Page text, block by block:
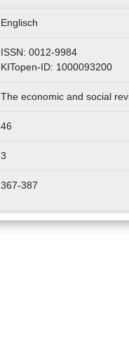
Englisch
ISSN: 0012-9984
KITopen-ID: 1000093200
The economic and social
46
3
367-387